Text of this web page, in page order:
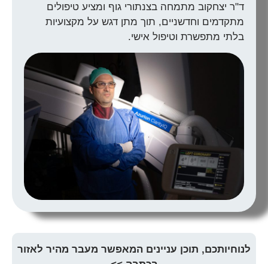
ד"ר יצחקוב מתמחה בצנתורי גוף ומציע טיפולים
מתקדמים וחדשניים, תוך מתן דגש על מקצועיות
בלתי מתפשרת וטיפול אישי.
לנוחיותכם, תוכן עניינים המאפשר מעבר מהיר לאזור